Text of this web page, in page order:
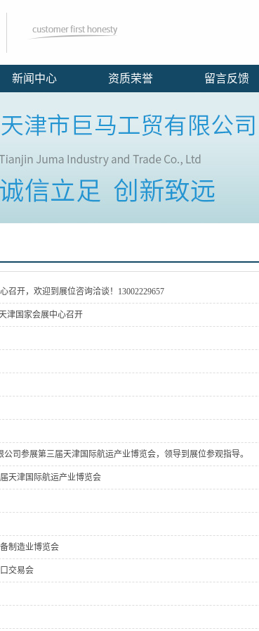
新闻中心 资质荣誉 留言反馈
召开，欢迎到展位咨询洽谈！13002229657
津国家会展中心召开
公司参展第三届天津国际航运产业博览会，领导到展位参观指导。
天津国际航运产业博览会
制造业博览会
交易会